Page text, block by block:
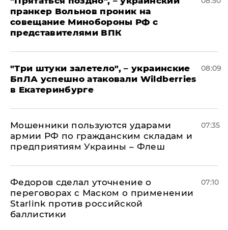
пранкер Вольнов проник на
совещание Минобороны РФ с
представителями ВПК
"Три штуки залетело", – украинские
БпЛА успешно атаковали Wildberries
в Екатеринбурге
08:09
Мошенники пользуются ударами
армии РФ по гражданским складам и
предприятиям Украины – Флеш
07:35
Федоров сделал уточнение о
переговорах с Маском о применении
Starlink против российской
баллистики
07:10